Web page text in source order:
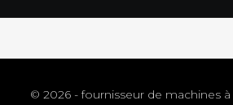
© 2026 - fournisseur de machines